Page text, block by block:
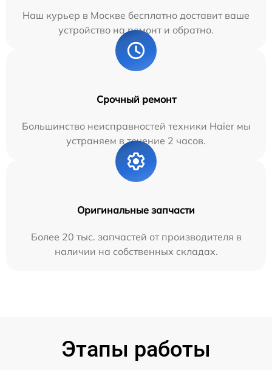
Наш курьер в Москве бесплатно доставит ваше
устройство на ремонт и обратно.
Срочный ремонт
Большинство неисправностей техники Haier мы
устраняем в течение 2 часов.
Оригинальные запчасти
Более 20 тыс. запчастей от производителя в
наличии на собственных складах.
Этапы работы